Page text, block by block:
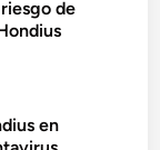
de
en